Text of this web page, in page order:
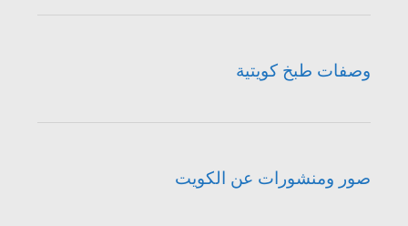
وصفات طبخ كويتية
صور ومنشورات عن الكويت